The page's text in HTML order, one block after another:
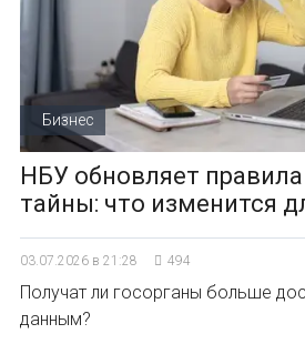
Бизнес
НБУ обновляет
тайны: что изменится
03.07.2026 в 21:28 494
Получат ли госорганы больше
данным?